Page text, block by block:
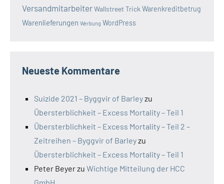
VersandmitarbeiterWallstreet Trick Warenkreditbetrug
Warenlieferungen Werbung WordPress
Neueste Kommentare
Suizide 2021 – Byggvir of Barleyzu
Übersterblichkeit – Excess Mortality – Teil 1
Übersterblichkeit – Excess Mortality – Teil 2 –
Zeitreihen – Byggvir of Barleyzu
Übersterblichkeit – Excess Mortality – Teil 1
Peter Beyerzu Wichtige Mitteilung der HCC
GmbH